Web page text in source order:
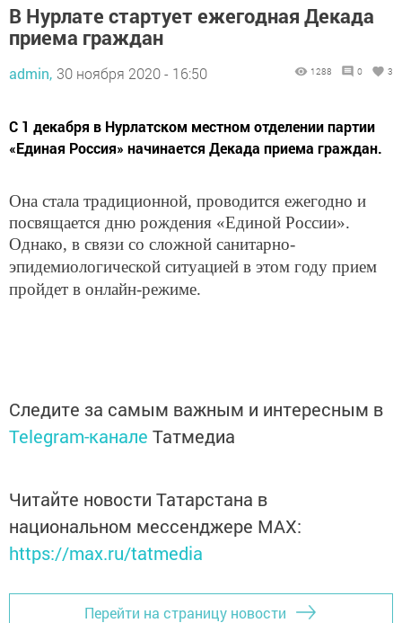
В Нурлате стартует ежегодная Декада
приема граждан
admin, 30 ноября 2020 - 16:50 1288 0 3
С 1 декабря в Нурлатском местном отделении партии
«Единая Россия» начинается Декада приема граждан.
Она стала традиционной, проводится ежегодно и
посвящается дню рождения «Единой России».
Однако, в связи со сложной санитарно-
эпидемиологической ситуацией в этом году прием
пройдет в онлайн-режиме.
Следите за самым важным и интересным в
Telegram-канале Татмедиа
Читайте новости Татарстана в
национальном мессенджере MАХ:
https://max.ru/tatmedia
Перейти на страницу новости